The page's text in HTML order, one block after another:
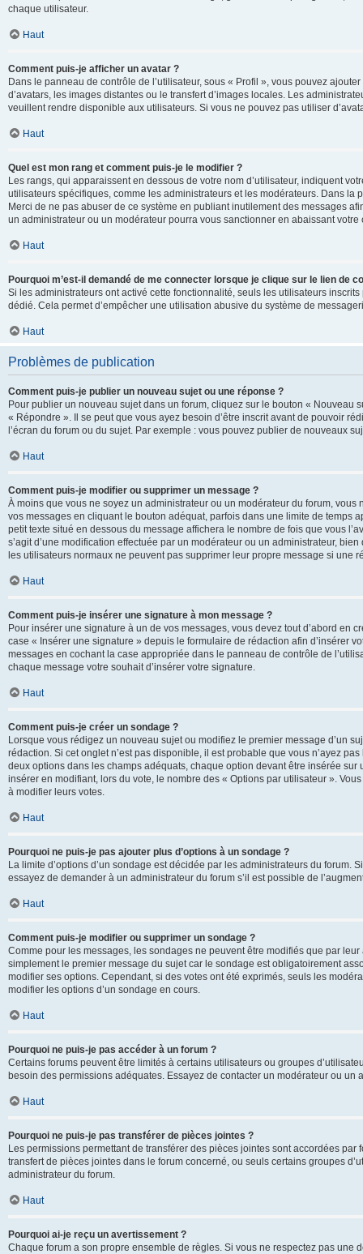
chaque utilisateur.
Haut
Comment puis-je afficher un avatar ?
Dans le panneau de contrôle de l’utilisateur, sous « Profil », vous pouvez
d’avatars, les images distantes ou le transfert d’images locales. Les
veuillent rendre disponible aux utilisateurs. Si vous ne pouvez pas utiliser
Haut
Quel est mon rang et comment puis-je le modifier ?
Les rangs, qui apparaissent en dessous de votre nom d’utilisateur, indiquent
utilisateurs spécifiques, comme les administrateurs et les modérateurs. Dans
Merci de ne pas abuser de ce système en publiant inutilement des messages
un administrateur ou un modérateur pourra vous sanctionner en abaissant votre
Haut
Pourquoi m’est-il demandé de me connecter lorsque je clique sur le lien de
Si les administrateurs ont activé cette fonctionnalité, seuls les utilisateurs
dédié. Cela permet d’empêcher une utilisation abusive du système de
Haut
Problèmes de publication
Comment puis-je publier un nouveau sujet ou une réponse ?
Pour publier un nouveau sujet dans un forum, cliquez sur le bouton «
« Répondre ». Il se peut que vous ayez besoin d’être inscrit avant de pouvoir
l’écran du forum ou du sujet. Par exemple : vous pouvez publier de nouveaux
Haut
Comment puis-je modifier ou supprimer un message ?
À moins que vous ne soyez un administrateur ou un modérateur du forum,
vos messages en cliquant le bouton adéquat, parfois dans une limite de temps
petit texte situé en dessous du message affichera le nombre de fois que vous
s’agit d’une modification effectuée par un modérateur ou un administrateur,
les utilisateurs normaux ne peuvent pas supprimer leur propre message si une
Haut
Comment puis-je insérer une signature à mon message ?
Pour insérer une signature à un de vos messages, vous devez tout d’abord en
case « Insérer une signature » depuis le formulaire de rédaction afin d’insérer
messages en cochant la case appropriée dans le panneau de contrôle de
chaque message votre souhait d’insérer votre signature.
Haut
Comment puis-je créer un sondage ?
Lorsque vous rédigez un nouveau sujet ou modifiez le premier message d’un
rédaction. Si cet onglet n’est pas disponible, il est probable que vous n’ayez
deux options dans les champs adéquats, chaque option devant être insérée
insérer en modifiant, lors du vote, le nombre des « Options par utilisateur ».
à modifier leurs votes.
Haut
Pourquoi ne puis-je pas ajouter plus d’options à un sondage ?
La limite d’options d’un sondage est décidée par les administrateurs du
essayez de demander à un administrateur du forum s’il est possible de
Haut
Comment puis-je modifier ou supprimer un sondage ?
Comme pour les messages, les sondages ne peuvent être modifiés que par
simplement le premier message du sujet car le sondage est obligatoirement
modifier ses options. Cependant, si des votes ont été exprimés, seuls les
modifier les options d’un sondage en cours.
Haut
Pourquoi ne puis-je pas accéder à un forum ?
Certains forums peuvent être limités à certains utilisateurs ou groupes
besoin des permissions adéquates. Essayez de contacter un modérateur ou
Haut
Pourquoi ne puis-je pas transférer de pièces jointes ?
Les permissions permettant de transférer des pièces jointes sont accordées
transfert de pièces jointes dans le forum concerné, ou seuls certains groupes
administrateur du forum.
Haut
Pourquoi ai-je reçu un avertissement ?
Chaque forum a son propre ensemble de règles. Si vous ne respectez pas une